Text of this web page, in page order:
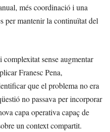
més coordinació i una
per mantenir la continuïtat del
sense augmentar
Franesc Pena,
que el problema no era
no passava per incorporar
capa operativa capaç de
un context compartit.